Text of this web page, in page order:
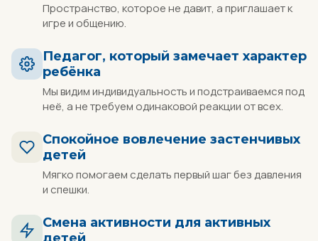
Пространство, которое не давит, а приглашает к
игре и общению.
Педагог, который замечает характер
ребёнка
Мы видим индивидуальность и подстраиваемся под
неё, а не требуем одинаковой реакции от всех.
Спокойное вовлечение застенчивых
детей
Мягко помогаем сделать первый шаг без давления
и спешки.
Смена активности для активных